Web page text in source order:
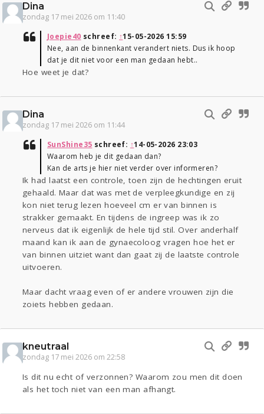
Dina
zondag 17 mei 2026 om 11:40
Joepie40 schreef: ↑15-05-2026 15:59
Nee, aan de binnenkant verandert niets. Dus ik hoop
dat je dit niet voor een man gedaan hebt..
Hoe weet je dat?
Dina
zondag 17 mei 2026 om 11:44
SunShine35 schreef: ↑14-05-2026 23:03
Waarom heb je dit gedaan dan?
Kan de arts je hier niet verder over informeren?
Ik had laatst een controle, toen zijn de hechtingen eruit
gehaald. Maar dat was met de verpleegkundige en zij
kon niet terug lezen hoeveel cm er van binnen is
strakker gemaakt. En tijdens de ingreep was ik zo
nerveus dat ik eigenlijk de hele tijd stil. Over anderhalf
maand kan ik aan de gynaecoloog vragen hoe het er
van binnen uitziet want dan gaat zij de laatste controle
uitvoeren.
Maar dacht vraag even of er andere vrouwen zijn die
zoiets hebben gedaan.
kneutraal
zondag 17 mei 2026 om 22:58
Is dit nu echt of verzonnen? Waarom zou men dit doen
als het toch niet van een man afhangt.